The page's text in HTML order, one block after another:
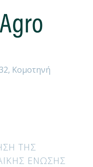
Κομοτηνή
ΤΗΣ
ΕΝΩΣΗΣ